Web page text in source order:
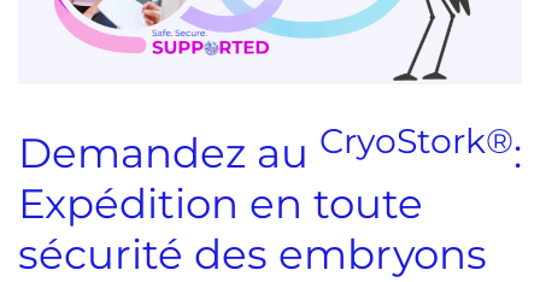
Demandez au CryoStork®:
Expédition en toute
sécurité des embryons